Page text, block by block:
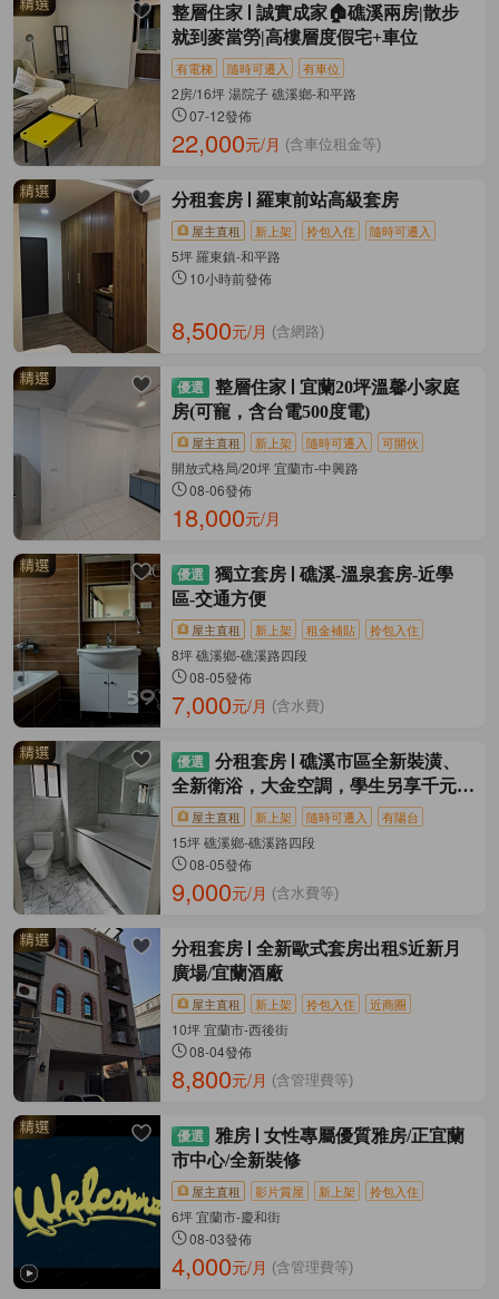
整層住家
誠實成家🏠礁溪兩房|散步
就到麥當勞|高樓層度假宅+車位
有電梯 隨時可遷入 有車位
2房/16坪 湯院子 礁溪鄉-和平路
07-12發佈
22,000元/月 (含車位租金等)
分租套房 羅東前站高級套房
屋主直租 新上架 拎包入住 隨時可遷入
5坪 羅東鎮-和平路
10小時前發佈
8,500元/月 (含網路)
整層住家
宜蘭20坪溫馨小家庭
房(可寵，含台電500度電)
屋主直租 新上架 隨時可遷入 可開伙
開放式格局/20坪 宜蘭市-中興路
08-06發佈
18,000元/月
獨立套房
礁溪-溫泉套房-近學
區-交通方便
屋主直租 新上架 租金補貼 拎包入住
8坪 礁溪鄉-礁溪路四段
08-05發佈
7,000元/月 (含水費)
分租套房
礁溪市區全新裝潢、
全新衛浴，大金空調，學生另享千元優
惠。屋主直租 新上架 隨時可遷入 有陽台
15坪 礁溪鄉-礁溪路四段
08-05發佈
9,000元/月 (含水費等)
分租套房
全新歐式套房出租$近新月
廣場/宜蘭酒廠
屋主直租 新上架 拎包入住 近商圈
10坪 宜蘭市-西後街
08-04發佈
8,800元/月 (含管理費等)
雅房
女性專屬優質雅房/正宜蘭
市中心/全新裝修
屋主直租 影片賞屋 新上架 拎包入住
6坪 宜蘭市-慶和街
08-03發佈
4,000元/月 (含管理費等)